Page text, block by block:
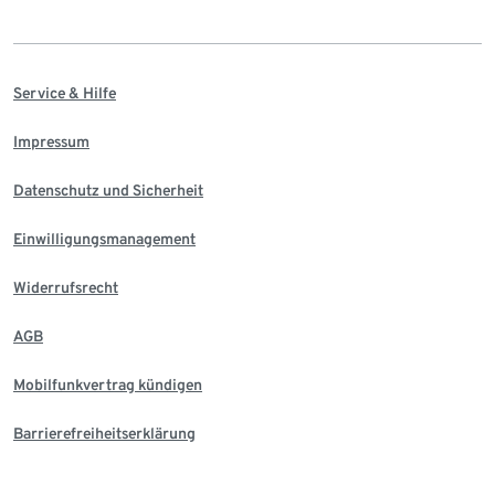
Service & Hilfe
Impressum
Datenschutz und Sicherheit
Einwilligungsmanagement
Widerrufsrecht
AGB
Mobilfunkvertrag kündigen
Barrierefreiheitserklärung